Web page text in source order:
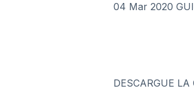
04 Mar 2020
DESCARGUE